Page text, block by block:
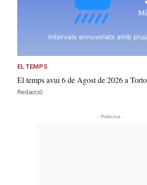
EL TEMPS
El temps avui 6 de Agost de 2026 a
Redacció
- Publicitat -